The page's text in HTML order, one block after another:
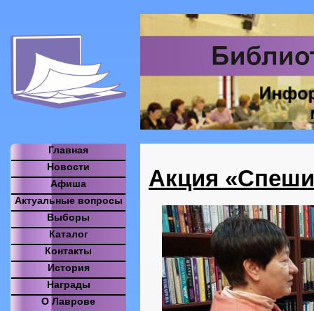
Акция
Главная
Новости
Афиша
Актуальные вопросы
Выборы
Каталог
Контакты
История
Награды
О Лаврове